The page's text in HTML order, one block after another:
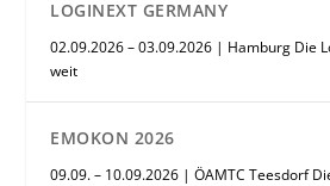
LOGINEXT GERMANY
02.09.2026 – 03.09.2026 | Hamburg Die
weit
EMOKON 2026
09.09. – 10.09.2026 | ÖAMTC Teesdorf